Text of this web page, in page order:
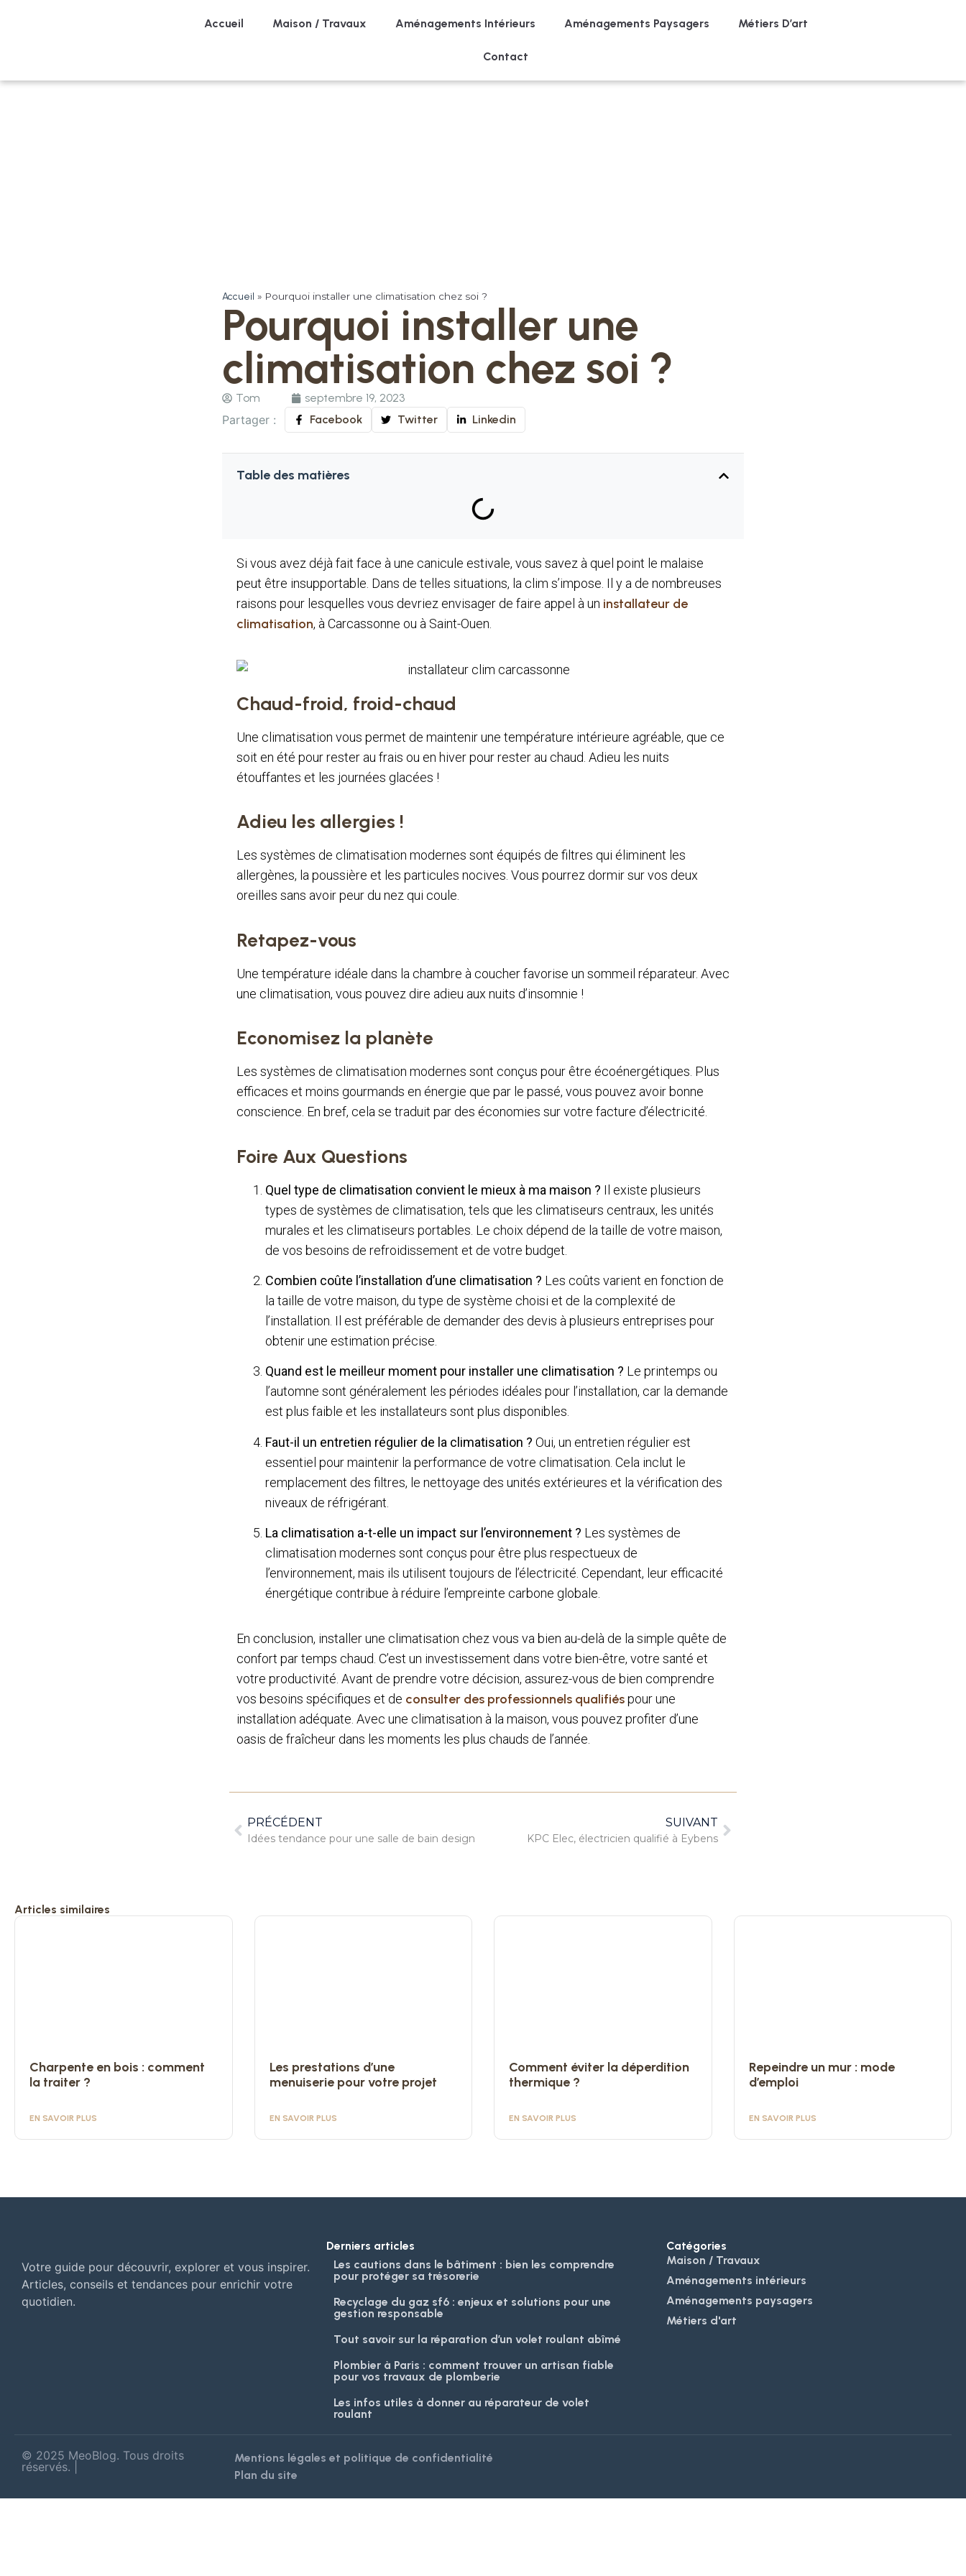
Accueil Maison / Travaux Aménagements Intérieurs Aménagements Paysagers Métiers D’art
Contact
Accueil » Pourquoi installer une climatisation chez soi ?
Pourquoi installer une
climatisation chez soi ?
Tom septembre 19, 2023
Partager : Facebook Twitter Linkedin
Table des matières
Si vous avez déjà fait face à une canicule estivale, vous savez à quel point le malaise
peut être insupportable. Dans de telles situations, la clim s’impose. Il y a de nombreuses
raisons pour lesquelles vous devriez envisager de faire appel à un installateur de
climatisation, à Carcassonne ou à Saint-Ouen.
Chaud-froid, froid-chaud
Une climatisation vous permet de maintenir une température intérieure agréable, que ce
soit en été pour rester au frais ou en hiver pour rester au chaud. Adieu les nuits
étouffantes et les journées glacées !
Adieu les allergies !
Les systèmes de climatisation modernes sont équipés de filtres qui éliminent les
allergènes, la poussière et les particules nocives. Vous pourrez dormir sur vos deux
oreilles sans avoir peur du nez qui coule.
Retapez-vous
Une température idéale dans la chambre à coucher favorise un sommeil réparateur. Avec
une climatisation, vous pouvez dire adieu aux nuits d’insomnie !
Economisez la planète
Les systèmes de climatisation modernes sont conçus pour être écoénergétiques. Plus
efficaces et moins gourmands en énergie que par le passé, vous pouvez avoir bonne
conscience. En bref, cela se traduit par des économies sur votre facture d’électricité.
Foire Aux Questions
Quel type de climatisation convient le mieux à ma maison ? Il existe plusieurs
types de systèmes de climatisation, tels que les climatiseurs centraux, les unités
murales et les climatiseurs portables. Le choix dépend de la taille de votre maison,
de vos besoins de refroidissement et de votre budget.
Combien coûte l’installation d’une climatisation ? Les coûts varient en fonction de
la taille de votre maison, du type de système choisi et de la complexité de
l’installation. Il est préférable de demander des devis à plusieurs entreprises pour
obtenir une estimation précise.
Quand est le meilleur moment pour installer une climatisation ? Le printemps ou
l’automne sont généralement les périodes idéales pour l’installation, car la demande
est plus faible et les installateurs sont plus disponibles.
Faut-il un entretien régulier de la climatisation ? Oui, un entretien régulier est
essentiel pour maintenir la performance de votre climatisation. Cela inclut le
remplacement des filtres, le nettoyage des unités extérieures et la vérification des
niveaux de réfrigérant.
La climatisation a-t-elle un impact sur l’environnement ? Les systèmes de
climatisation modernes sont conçus pour être plus respectueux de
l’environnement, mais ils utilisent toujours de l’électricité. Cependant, leur efficacité
énergétique contribue à réduire l’empreinte carbone globale.
En conclusion, installer une climatisation chez vous va bien au-delà de la simple quête de
confort par temps chaud. C’est un investissement dans votre bien-être, votre santé et
votre productivité. Avant de prendre votre décision, assurez-vous de bien comprendre
vos besoins spécifiques et de consulter des professionnels qualifiéspour une
installation adéquate. Avec une climatisation à la maison, vous pouvez profiter d’une
oasis de fraîcheur dans les moments les plus chauds de l’année.
PRÉCÉDENT
Idées tendance pour une salle de bain design
SUIVANT
KPC Elec, électricien qualifié à Eybens
Articles similaires
Charpente en bois : comment
la traiter ?
EN SAVOIR PLUS
Les prestations d’une
menuiserie pour votre projet
EN SAVOIR PLUS
Comment éviter la déperdition
thermique ?
EN SAVOIR PLUS
Repeindre un mur : mode
d’emploi
EN SAVOIR PLUS
Votre guide pour découvrir, explorer et vous inspirer.
Articles, conseils et tendances pour enrichir votre
quotidien.
Derniers articles
Les cautions dans le bâtiment : bien les comprendre
pour protéger sa trésorerie
Recyclage du gaz sf6 : enjeux et solutions pour une
gestion responsable
Tout savoir sur la réparation d’un volet roulant abîmé
Plombier à Paris : comment trouver un artisan fiable
pour vos travaux de plomberie
Les infos utiles à donner au réparateur de volet
roulant
Catégories
Maison / Travaux
Aménagements intérieurs
Aménagements paysagers
Métiers d'art
© 2025 MeoBlog. Tous droits
réservés. |
Mentions légales et politique de confidentialité
Plan du site